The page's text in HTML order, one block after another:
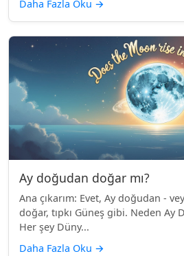
Daha Fazla Oku →
Ay doğudan doğar mı?
Ana çıkarım: Evet, Ay doğudan -
doğar, tıpkı Güneş gibi. Neden Ay
Her şey Düny...
Daha Fazla Oku →